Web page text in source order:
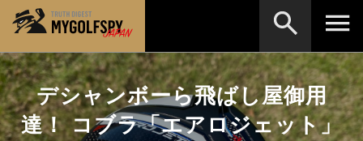
デシャンボーら飛ばし屋御用
達！ コブラ「エアロジェット」
MOST WANTED テストランキング
NEW RELEASES 新製品情報 検索